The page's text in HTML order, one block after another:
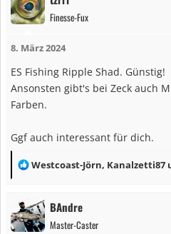
Finesse-Fux
8. März 2024
ES Fishing Ripple Shad. Günstig!
Ansonsten gibt's bei Zeck auch
Farben.
Ggf auch interessant für dich.
R
k
t
Westcoast-Jörn, Kanalzetti87
BAndre
Master-Caster